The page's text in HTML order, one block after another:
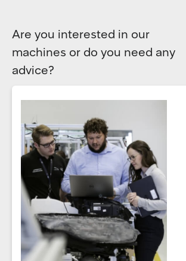
Are you interested in our
machines or do you need any
advice?